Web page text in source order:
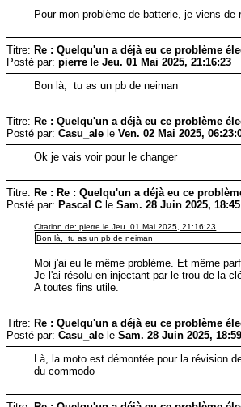
Pour mon problème de batterie, je viens
Titre: Re : Quelqu'un a déjà eu ce problème
Posté par: pierre le Jeu. 01 Mai 2025, 21:16:23
Bon là, tu as un pb de neiman
Titre: Re : Quelqu'un a déjà eu ce problème
Posté par: Casu_ale le Ven. 02 Mai 2025,
Ok je vais voir pour le changer
Titre: Re : Re : Quelqu'un a déjà eu ce
Posté par: Pascal C le Sam. 28 Juin 2025,
Citation de: pierre le Jeu. 01 Mai 2025, 21:16:23
Bon là, tu as un pb de neiman
Moi j'ai eu le même problème. Et même
Je l'ai résolu en injectant par le trou de la
A toutes fins utile.
Titre: Re : Quelqu'un a déjà eu ce problème
Posté par: Casu_ale le Sam. 28 Juin 2025,
Là, la moto est démontée pour la révision
du commodo